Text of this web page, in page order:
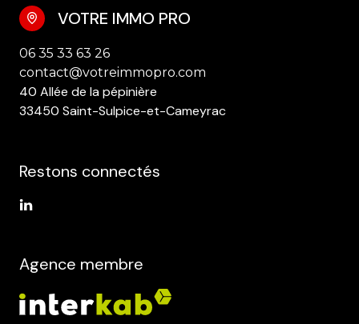
VOTRE IMMO PRO
06 35 33 63 26
contact@votreimmopro.com
40 Allée de la pépinière
33450 Saint-Sulpice-et-Cameyrac
Restons connectés
Agence membre